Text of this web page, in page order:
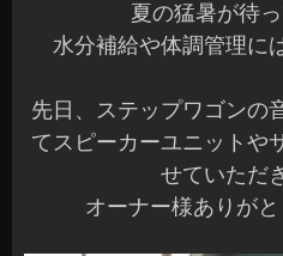
夏の猛暑が待
水分補給や体調管理に
先日、ステップワゴンの
てスピーカーユニットや
せていただ
オーナー様ありが